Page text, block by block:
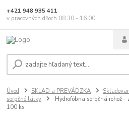
+421 948 935 411
v pracovných dňoch 08.30 - 16.00
Úvod SKLAD a PREVÁDZKA
sorpčné látky
Hydrofóbna sorpčná rohož
100 ks